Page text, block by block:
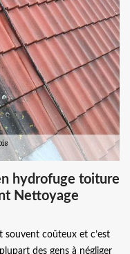
hydrofuge toiture
Nettoyage
souvent coûteux et c’est
des gens à négliger